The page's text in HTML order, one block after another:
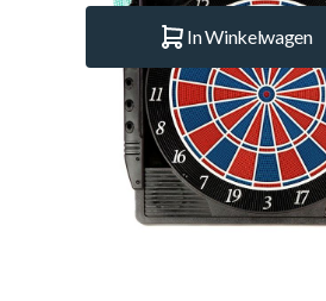
In Winkelwagen
Korte Beschrijving
- Electronisch dartbord Softtip
- Zeer uitgebreide speelmogelijkheden